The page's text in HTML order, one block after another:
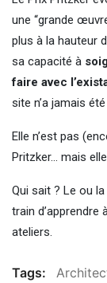
une “grande
plus à la hauteur
sa capacité à
faire avec
site n’a jamais
Elle n’est pas
Pritzker… mais
Qui sait ? Le ou
train d’apprendre
ateliers.
Tags: